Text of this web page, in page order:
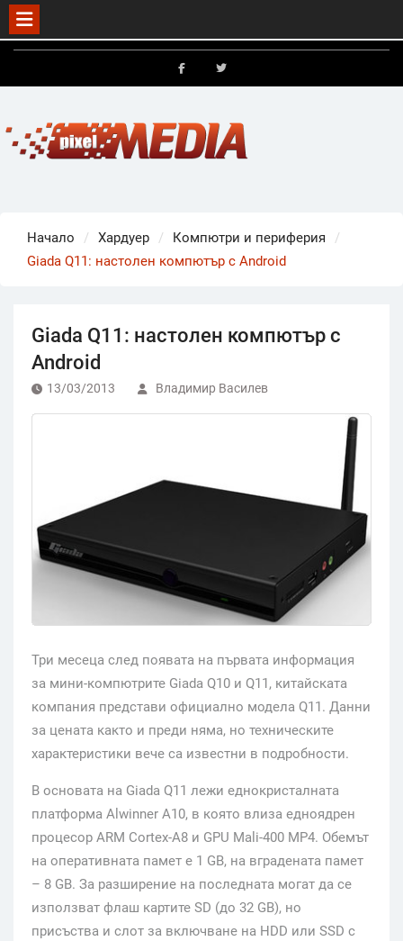
Skip
Начало Хардуер
Компютри и периферия
Giada Q11: настолен компютър с Android
Giada Q11: настолен компютър с
Android
13/03/2013 Владимир Василев
Три месеца след появата на първата информация
за мини-компютрите Giada Q10 и Q11, китайската
компания представи официално модела Q11. Данни
за цената както и преди няма, но техническите
характеристики вече са известни в подробности.
В основата на Giada Q11 лежи еднокристалната
платформа Alwinner A10, в която влиза едноядрен
процесор ARM Cortex-A8 и GPU Mali-400 MP4. Обемът
на оперативната памет е 1 GB, на вградената памет
– 8 GB. За разширение на последната могат да се
използват флаш картите SD (до 32 GB), но
присъства и слот за включване на HDD или SSD с